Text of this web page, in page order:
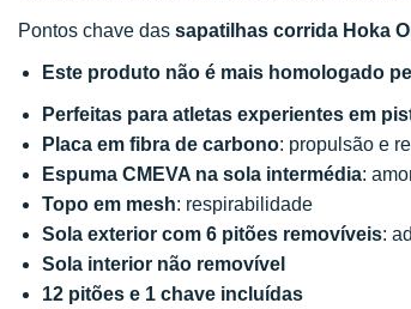
Pontos chave das sapatilhas corrida Hoka
Este produto não é mais homologado
Perfeitas para atletas experientes em
Placa em fibra de carbono: propulsão e
Espuma CMEVA na sola intermédia:
Topo em mesh: respirabilidade
Sola exterior com 6 pitões removíveis:
Sola interior não removível
12 pitões e 1 chave incluídas